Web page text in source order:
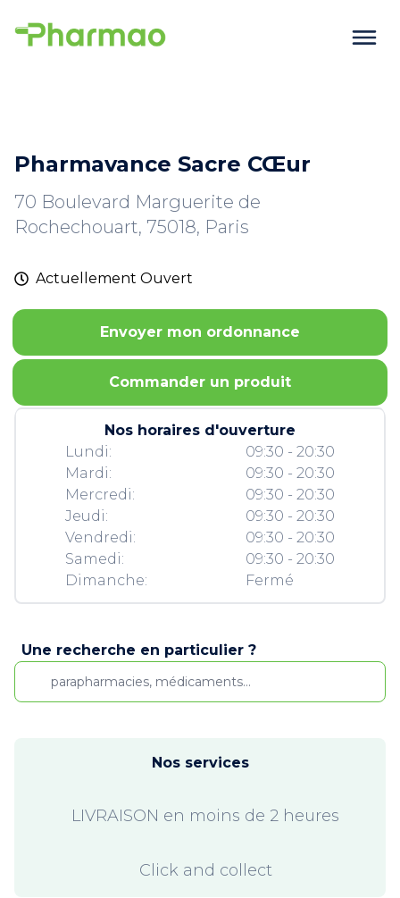
Pharmavance Sacre CŒur
70 Boulevard Marguerite de
Rochechouart, 75018, Paris
Actuellement Ouvert
Envoyer mon ordonnance
Commander un produit
Nos horaires d'ouverture
Lundi:
Mardi:
Mercredi:
Jeudi:
Vendredi:
Samedi:
Dimanche:
09:30 - 20:30
09:30 - 20:30
09:30 - 20:30
09:30 - 20:30
09:30 - 20:30
09:30 - 20:30
Fermé
Une recherche en particulier ?
Nos services
LIVRAISON en moins de 2 heures
Click and collect